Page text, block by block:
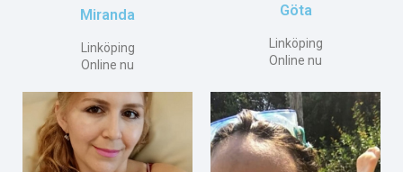
Miranda
Linköping
Online nu
Göta
Linköping
Online nu